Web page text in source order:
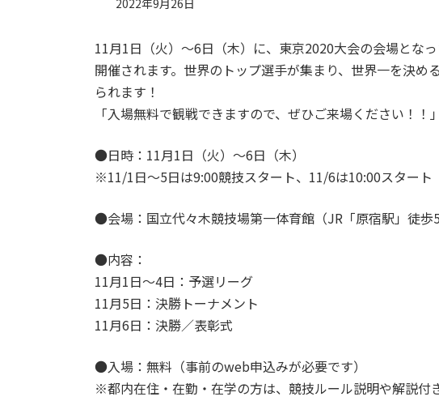
11月1日（火）～6日（木）に、東京2020大会の会場とな
開催されます。世界のトップ選手が集まり、世界一を決
られます！
「入場無料で観戦できますので、ぜひご来場ください！！」
●日時：11月1日（火）～6日（木）
※11/1日～5日は9:00競技スタート、11/6は10:00スタート
●会場：国立代々木競技場第一体育館（JR「原宿駅」徒歩
●内容：
11月1日～4日：予選リーグ
11月5日：決勝トーナメント
11月6日：決勝／表彰式
●入場：無料（事前のweb申込みが必要です）
※都内在住・在勤・在学の方は、競技ルール説明や解説付